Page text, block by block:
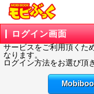
ログイン画面
サービスをご利用頂くた
なります。
ログイン方法をお選び頂